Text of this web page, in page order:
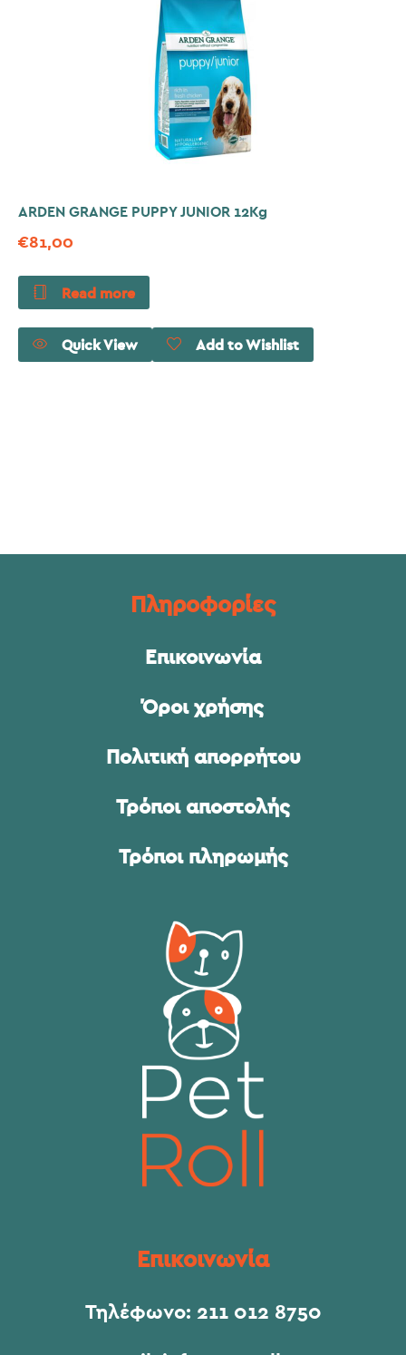
ARDEN GRANGE PUPPY JUNIOR 12Kg
€81,00
Read more
Quick View Add to Wishlist
Πληροφορίες
Επικοινωνία
Όροι χρήσης
Πολιτική απορρήτου
Τρόποι αποστολής
Τρόποι πληρωμής
Επικοινωνία
Τηλέφωνο: 211 012 8750